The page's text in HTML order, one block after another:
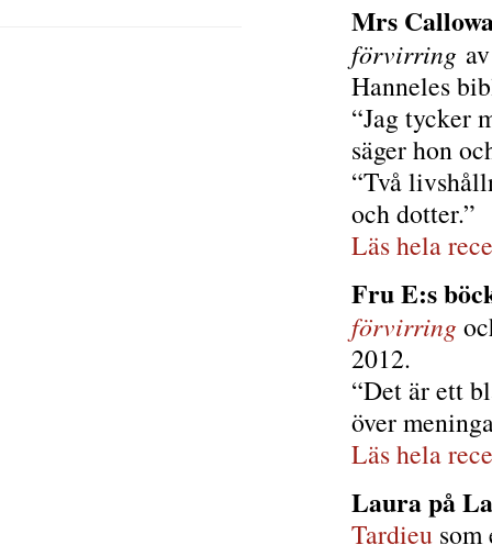
Mrs
förvirring
Hanneles
“Jag tycker
säger hon
“Två
och dotter.”
Läs hela
Fru E:s
förvirring
2012.
“Det är ett
över
Läs hela
Laura på
Tardieu